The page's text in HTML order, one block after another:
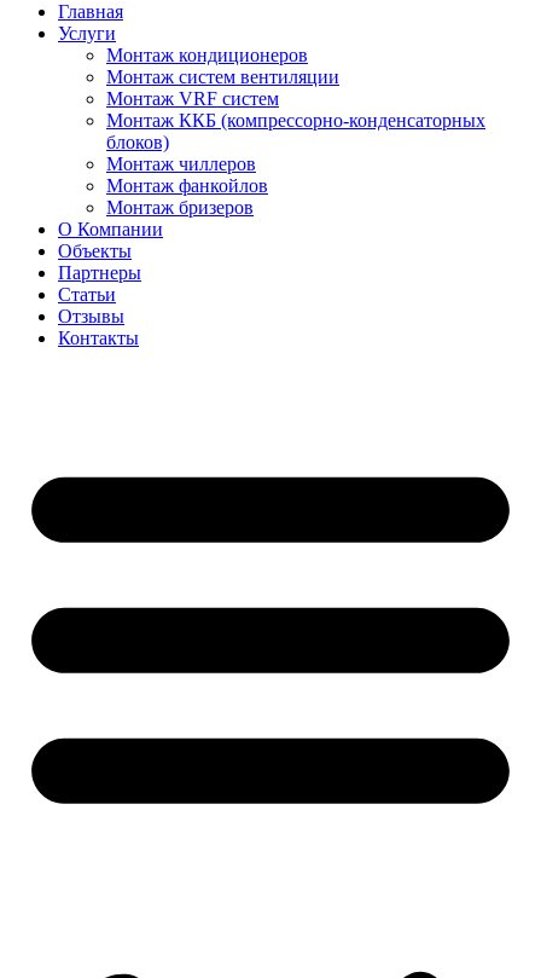
Главная
Услуги
Монтаж кондиционеров
Монтаж cистем вентиляции
Монтаж VRF систем
Монтаж ККБ (компрессорно-конденсаторных
блоков)
Монтаж чиллеров
Монтаж фанкойлов
Монтаж бризеров
О Компании
Объекты
Партнеры
Статьи
Отзывы
Контакты